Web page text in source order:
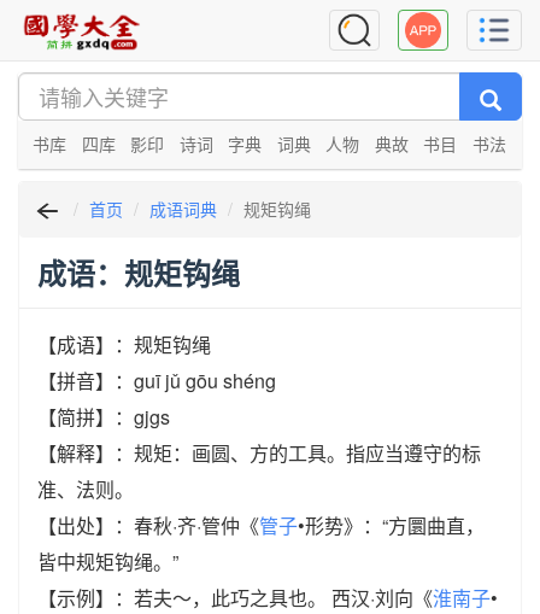
书库 四库 影印 诗词 字典 词典 人物 典故 书目 书法
首页 成语词典 规矩钩绳
成语：规矩钩绳
【成语】：规矩钩绳
【拼音】：guī jǔ gōu shéng
【简拼】：gjgs
【解释】：规矩：画圆、方的工具。指应当遵守的标
准、法则。
【出处】：春秋·齐·管仲《管子•形势》：“方圜曲直，
皆中规矩钩绳。”
【示例】：若夫～，此巧之具也。 西汉·刘向《淮南子•